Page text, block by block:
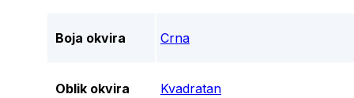
Boja okvira Crna
Oblik okvira Kvadratan